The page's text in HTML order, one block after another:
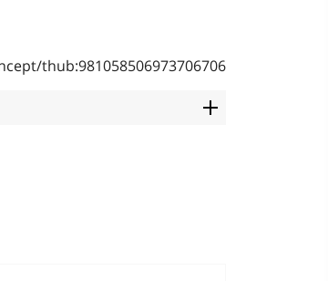
thub:981058506973706706